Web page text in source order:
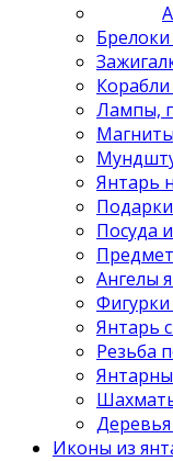
Брелоки
Корабли
Лампы,
Янтарь
Посуда
Ангелы
Янтарь
Резьба
Деревья
Иконы из